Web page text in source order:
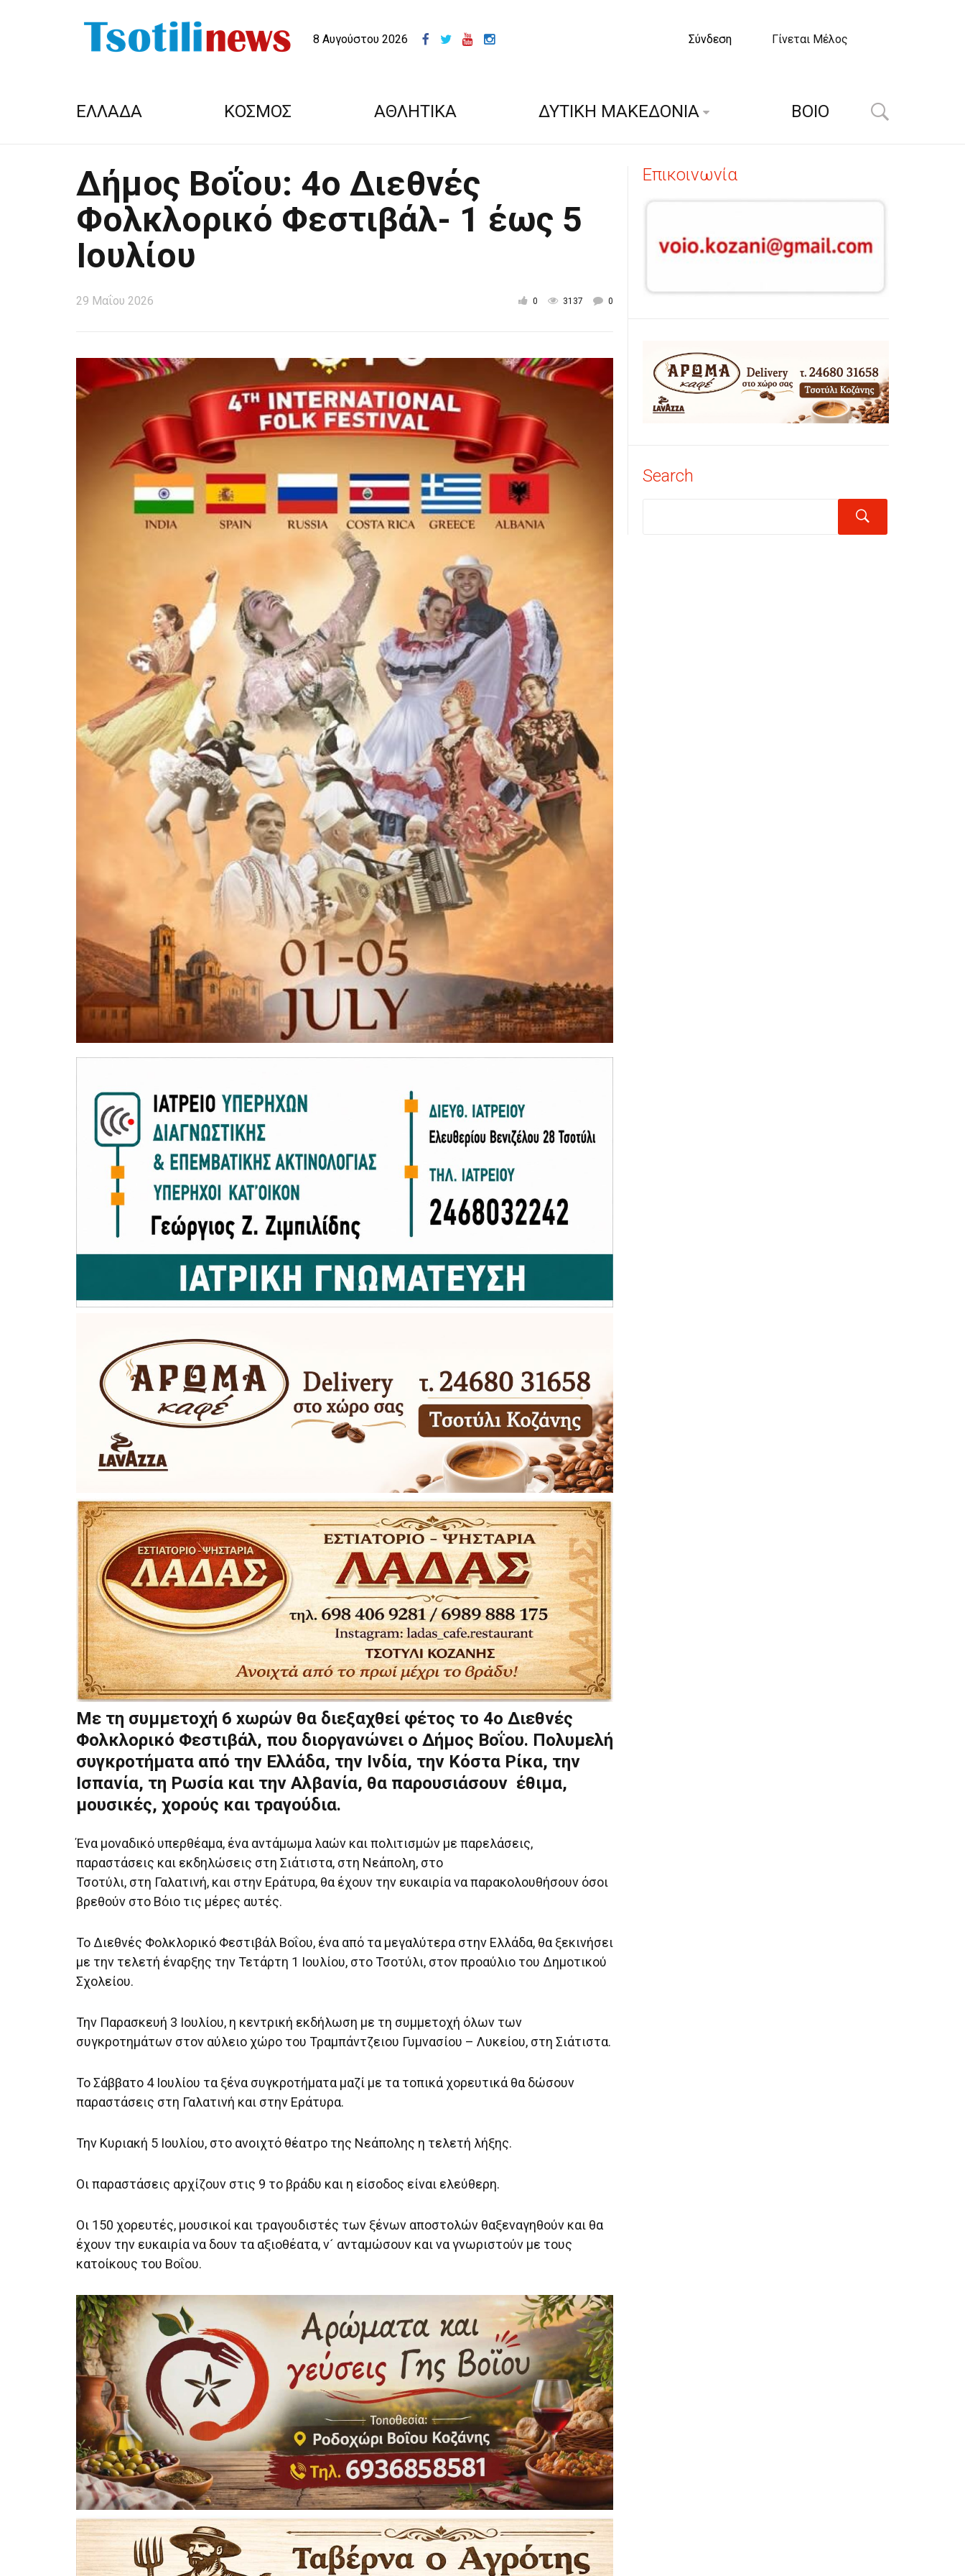
8 Αυγούστου 2026 Σύνδεση Γίνεται Μέλος
ΕΛΛΑΔΑ ΚΟΣΜΟΣ ΑΘΛΗΤΙΚΑ ΔΥΤΙΚΗ ΜΑΚΕΔΟΝΙΑ ΒΟΙΟ
Δήμος Βοΐου: 4o Διεθνές
Φολκλορικό Φεστιβάλ- 1 έως 5
Ιουλίου
29 Μαΐου 2026 0 3137 0
Με τη συμμετοχή 6 xωρών θα διεξαχθεί φέτος το 4ο Διεθνές
Φολκλορικό Φεστιβάλ, που διοργανώνει ο Δήμος Βοΐου. Πολυμελή
συγκροτήματα από την Ελλάδα, την Ινδία, την Κόστα Ρίκα, την
Ισπανία, τη Ρωσία και την Αλβανία, θα παρουσιάσουν έθιμα,
μουσικές, χορούς και τραγούδια.
Ένα μοναδικό υπερθέαμα, ένα αντάμωμα λαών και πολιτισμών με παρελάσεις,
παραστάσεις και εκδηλώσεις στη Σιάτιστα, στη Νεάπολη, στο
Τσοτύλι, στη Γαλατινή, και στην Εράτυρα, θα έχουν την ευκαιρία να παρακολουθήσουν όσοι
βρεθούν στο Βόιο τις μέρες αυτές.
Το Διεθνές Φολκλορικό Φεστιβάλ Βοΐου, ένα από τα μεγαλύτερα στην Ελλάδα, θα ξεκινήσει
με την τελετή έναρξης την Τετάρτη 1 Ιουλίου, στο Τσοτύλι, στον προαύλιο του Δημοτικού
Σχολείου.
Την Παρασκευή 3 Ιουλίου, η κεντρική εκδήλωση με τη συμμετοχή όλων των
συγκροτημάτων στον αύλειο χώρο του Τραμπάντζειου Γυμνασίου – Λυκείου, στη Σιάτιστα.
Το Σάββατο 4 Ιουλίου τα ξένα συγκροτήματα μαζί με τα τοπικά χορευτικά θα δώσουν
παραστάσεις στη Γαλατινή και στην Εράτυρα.
Την Κυριακή 5 Ιουλίου, στο ανοιχτό θέατρο της Νεάπολης η τελετή λήξης.
Οι παραστάσεις αρχίζουν στις 9 το βράδυ και η είσοδος είναι ελεύθερη.
Οι 150 χορευτές, μουσικοί και τραγουδιστές των ξένων αποστολών θαξεναγηθούν και θα
έχουν την ευκαιρία να δουν τα αξιοθέατα, ν´ ανταμώσουν και να γνωριστούν με τους
κατοίκους του Βοΐου.
Επικοινωνία
Search